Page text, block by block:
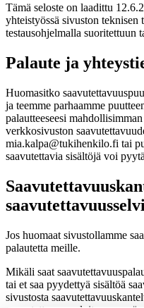
Tämä seloste on laadittu
yhteistyössä sivuston teknisen
testausohjelmalla suoritettuun
Palaute ja
Huomasitko
ja teemme parhaamme
palautteeseesi
verkkosivuston
mia.kalpa@tukihenkilo.fi tai
saavutettavia sisältöjä voi
Jos huomaat sivustollamme
palautetta meille.
Mikäli saat
tai et saa pyydettyä sisältöä
sivustosta